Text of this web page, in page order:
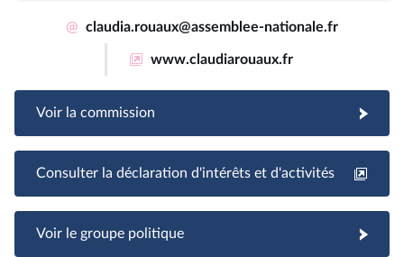
@ claudia.rouaux@assemblee-nationale.fr
www.claudiarouaux.fr
Voir la commission
Consulter la déclaration d'intérêts et d'activités
Voir le groupe politique